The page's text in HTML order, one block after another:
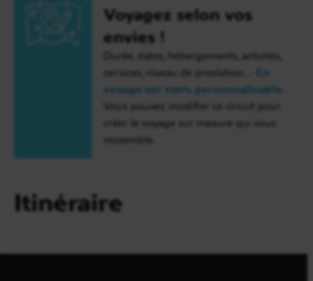
Voyagez selon vos
envies !
Durée, dates, hébergements, activités,
services, niveau de prestation…
Ce
voyage est 100% personnalisable
Vous pouvez modifier ce circuit pour
créer le voyage sur mesure qui vous
ressemble.
Itinéraire